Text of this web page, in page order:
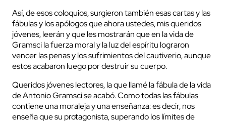
Así, de esos coloquios, surgieron también esas cartas y las
fábulas y los apólogos que ahora ustedes, mis queridos
jóvenes, leerán y que les mostrarán que en la vida de
Gramsci la fuerza moral y la luz del espíritu lograron
vencer las penas y los sufrimientos del cautiverio, aunque
estos acabaron luego por destruir su cuerpo.
Queridos jóvenes lectores, la que llamé la fábula de la vida
de Antonio Gramsci se acabó. Como todas las fábulas
contiene una moraleja y una enseñanza: es decir, nos
enseña que su protagonista, superando los límites de